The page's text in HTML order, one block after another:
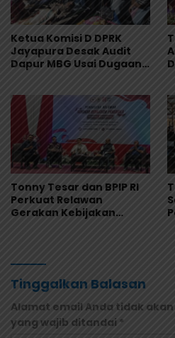
Ketua Komisi D DPRK
Jayapura Desak Audit
Dapur MBG Usai Dugaan
Tonny Tesar dan BPIP RI
Perkuat Relawan
Gerakan Kebijakan
Tinggalkan Balasan
Alamat email Anda tidak
yang wajib ditandai *